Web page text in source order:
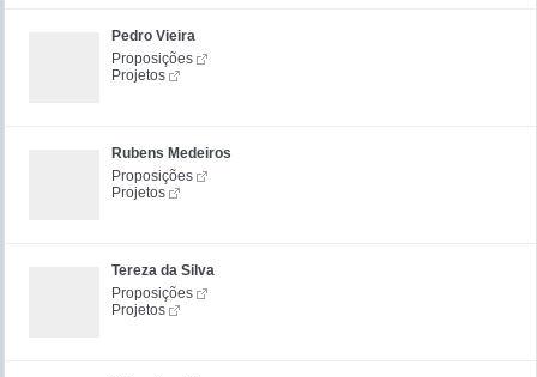
Pedro Vieira
Proposições
Projetos
Rubens Medeiros
Proposições
Projetos
Tereza da Silva
Proposições
Projetos